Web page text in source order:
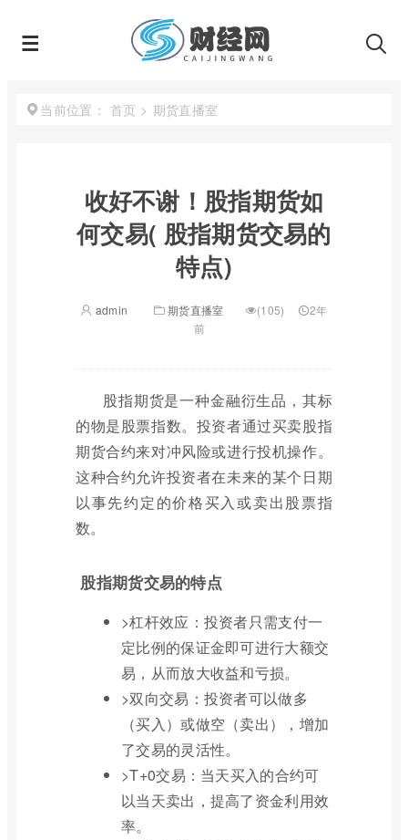
当前位置： 首页 > 期货直播室
收好不谢！股指期货如
何交易( 股指期货交易的
特点)
admin 期货直播室 (105)
2年
前
股指期货是一种金融衍生品，其标
的物是股票指数。投资者通过买卖股指
期货合约来对冲风险或进行投机操作。
这种合约允许投资者在未来的某个日期
以事先约定的价格买入或卖出股票指
数。
股指期货交易的特点
>杠杆效应：投资者只需支付一
定比例的保证金即可进行大额交
易，从而放大收益和亏损。
>双向交易：投资者可以做多
（买入）或做空（卖出），增加
了交易的灵活性。
>T+0交易：当天买入的合约可
以当天卖出，提高了资金利用效
率。